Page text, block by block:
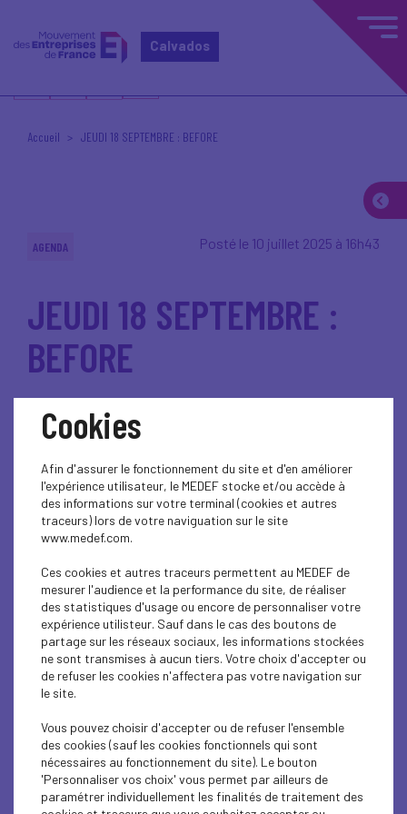
Calvados
Accueil JEUDI 18 SEPTEMBRE : BEFORE
AGENDA Posté le 10 juillet 2025 à 16h43
JEUDI 18 SEPTEMBRE :
BEFORE
Chez LEON
Lieu : Rue Aristide Boucicault
à Mondeville
Horaires : 8h30 à 10h
Cookies
Afin d'assurer le fonctionnement du site et d'en améliorer
l'expérience utilisateur, le MEDEF stocke et/ou accède à
des informations sur votre terminal (cookies et autres
traceurs) lors de votre naviguation sur le site
www.medef.com.
Ces cookies et autres traceurs permettent au MEDEF de
mesurer l'audience et la performance du site, de réaliser
des statistiques d'usage ou encore de personnaliser votre
expérience utilisteur. Sauf dans le cas des boutons de
partage sur les réseaux sociaux, les informations stockées
ne sont transmises à aucun tiers. Votre choix d'accepter ou
de refuser les cookies n'affectera pas votre navigation sur
le site.
Vous pouvez choisir d'accepter ou de refuser l'ensemble
des cookies (sauf les cookies fonctionnels qui sont
nécessaires au fonctionnement du site). Le bouton
'Personnaliser vos choix' vous permet par ailleurs de
paramétrer individuellement les finalités de traitement des